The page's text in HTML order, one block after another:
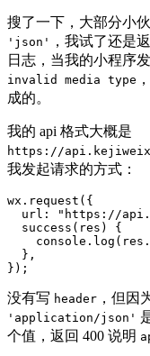
搜了一下，大部分小
'json' ，我试了还是
日志，当我的小程序
invalid media type
成的。
我的 api 格式大概是
https://
我发起请求的方式：
wx . request ( {
url :
"https://
success ( res )
{
console . log ( res .
} ,
} ) ;
没有写 header ，但因
'application/json'
个值，返回 400 说明